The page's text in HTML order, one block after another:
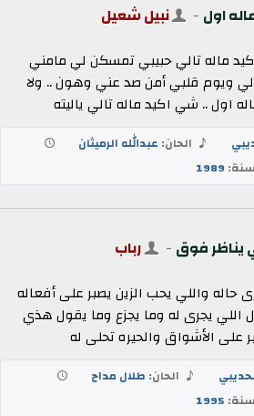
اول - نبيل شعيل
ماله تالي حبيبي تمسكن لي مامني
ويوم قلبي أمن صد عني وهون .. ولا
اول .. شي اكيد ماله تالي ياليته
الحان: عبدالله الرميثان
1989
يناظر فوق - رباب
حاله واللي يحب الزين يصبر على أفعاله
اللي يجرى له وما يجزع وما يقول هذي
على الأشواق والحيره تحلى له
الحان: طلال مداح
1995